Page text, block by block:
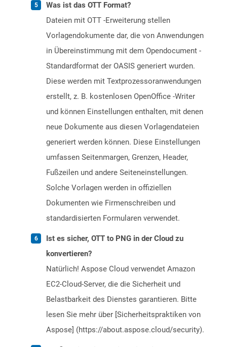
Was ist das OTT Format?
Dateien mit OTT -Erweiterung stellen
Vorlagendokumente dar, die von Anwendungen
in Übereinstimmung mit dem Opendocument -
Standardformat der OASIS generiert wurden.
Diese werden mit Textprozessoranwendungen
erstellt, z. B. kostenlosen OpenOffice -Writer
und können Einstellungen enthalten, mit denen
neue Dokumente aus diesen Vorlagendateien
generiert werden können. Diese Einstellungen
umfassen Seitenmargen, Grenzen, Header,
Fußzeilen und andere Seiteneinstellungen.
Solche Vorlagen werden in offiziellen
Dokumenten wie Firmenschreiben und
standardisierten Formularen verwendet.
Ist es sicher, OTT to PNG in der Cloud zu
konvertieren?
Natürlich! Aspose Cloud verwendet Amazon
EC2-Cloud-Server, die die Sicherheit und
Belastbarkeit des Dienstes garantieren. Bitte
lesen Sie mehr über [Sicherheitspraktiken von
Aspose] (https://about.aspose.cloud/security).